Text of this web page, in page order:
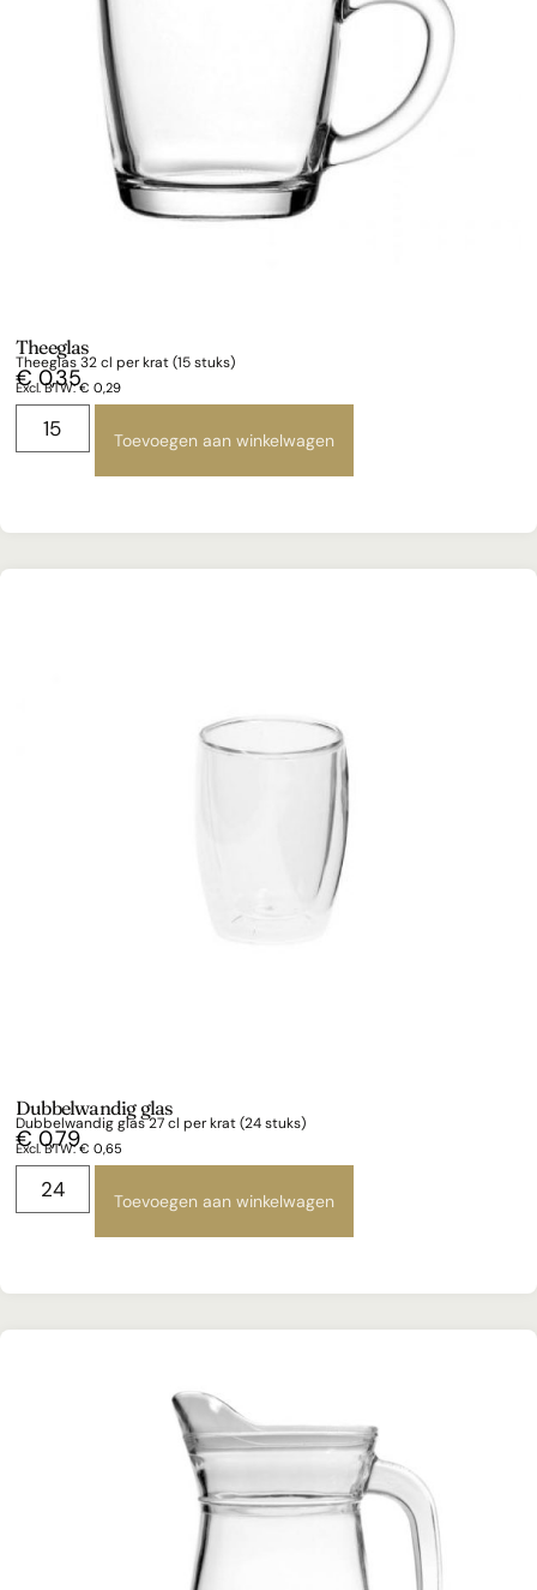
Theeglas
Theeglas 32 cl per krat (15 stuks)
€0,35
Excl. BTW:€ 0,29
Toevoegen aan winkelwagen
Dubbelwandig glas
Dubbelwandig glas 27 cl per krat (24 stuks)
€0,79
Excl. BTW:€ 0,65
Toevoegen aan winkelwagen